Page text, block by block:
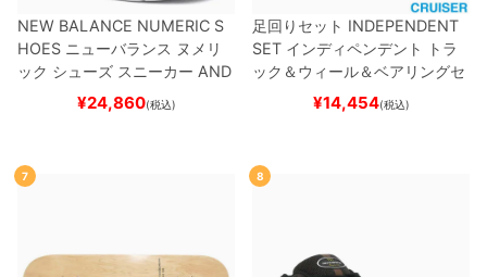
NEW BALANCE NUMERIC S
HOES ニューバランス ヌメリ
ック シューズ スニーカー AND
REW REYNOLDS 933
BLACK/NAVY
スケートボ
¥24,860(税込)
足回りセット INDEPENDENT
SET インディペンデント
トラ
ック＆ウィール＆ベアリングセ
（クルーザー用）
ボード スケボー
¥14,454(税込)
7 8